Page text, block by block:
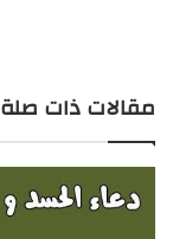
مقالات ذات صلة